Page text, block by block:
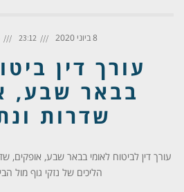
8 ביוני 2020 23:12
עורך דין
בבאר שבע,
שדרות
עורך דין לביטוח לאומי בבאר שבע, אופקים,
הליכים של נזקי גוף מול